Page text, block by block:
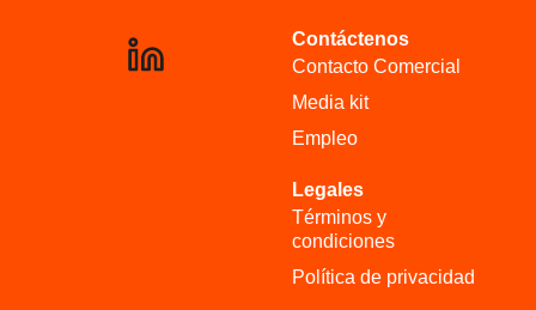
Contáctenos
Contacto Comercial
Media kit
Empleo
Legales
Términos y
condiciones
Política de privacidad